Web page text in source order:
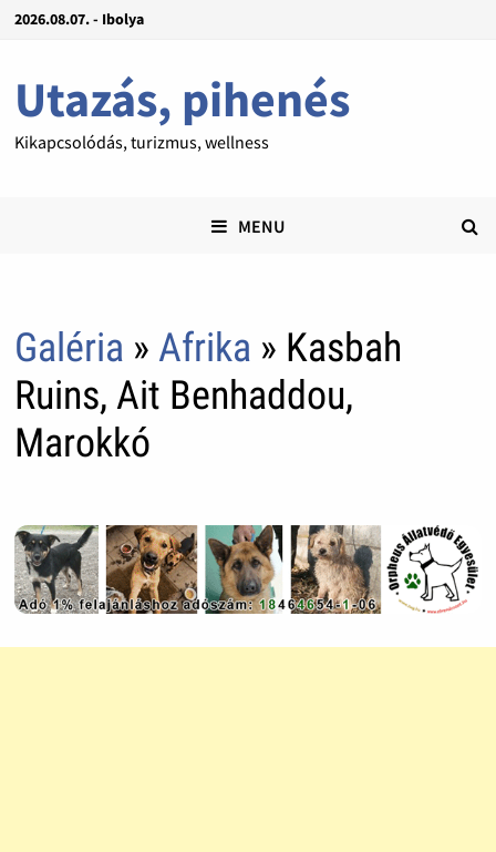
2026.08.07. - Ibolya
Utazás, pihenés
Kikapcsolódás, turizmus, wellness
MENU
Galéria » Afrika » Kasbah
Ruins, Ait Benhaddou,
Marokkó